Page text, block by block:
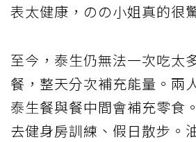
表太健康，のの小姐真的很
至今，泰生仍無法一次吃太
餐，整天分次補充能量。兩
泰生餐與餐中間會補充零食
去健身房訓練、假日散步。